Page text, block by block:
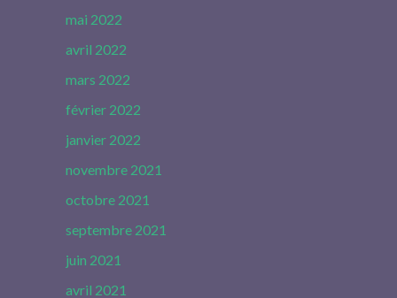
mai 2022
avril 2022
mars 2022
février 2022
janvier 2022
novembre 2021
octobre 2021
septembre 2021
juin 2021
avril 2021